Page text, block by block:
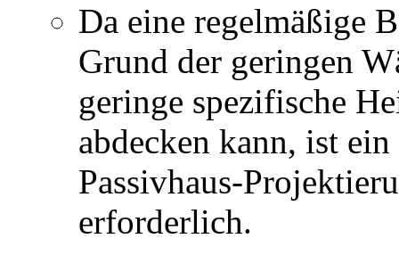
Da eine regelmäßige
Grund der geringen
geringe spezifische
abdecken kann, ist
Passivhaus-
erforderlich.